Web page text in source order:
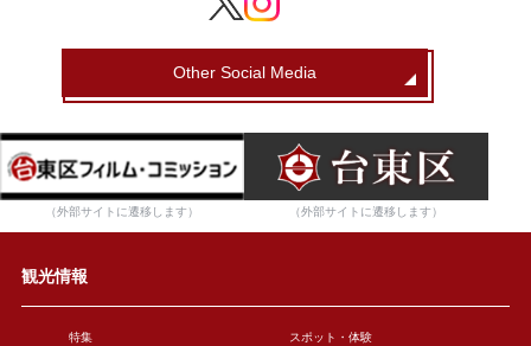
Other Social Media
（外部サイトに遷移します） （外部サイトに遷移します）
観光情報
特集 スポット・体験